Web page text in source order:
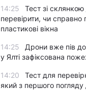
Усі
14:25
Тест зі
перевірити, чи
пластикові вікна
14:25
Дрони вже пів
у Ялті зафіксована
14:20
Тест для
який з першого